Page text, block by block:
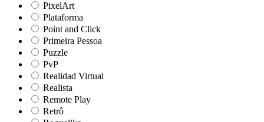
PixelArt
Plataforma
Point and Click
Primeira Pessoa
Puzzle
PvP
Realidad Virtual
Realista
Remote Play
Retrô